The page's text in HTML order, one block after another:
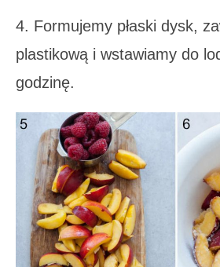
4. Formujemy płaski dysk,
plastikową i wstawiamy do
godzinę.